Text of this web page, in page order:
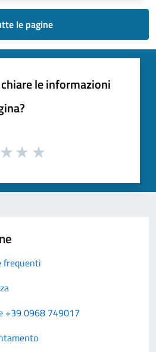
le pagine
le informazioni
frequenti
+39 0968 749017